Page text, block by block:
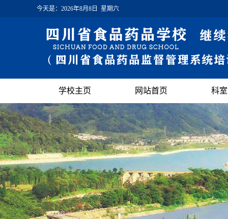
今天是： 2026年8月8日 星期六
学校主页 网站首页 科